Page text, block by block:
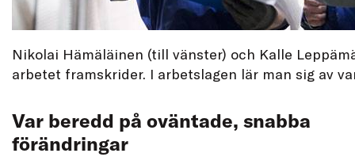
Nikolai Hämäläinen (till vänster) och Kalle
arbetet framskrider. I arbetslagen lär man sig av
Var beredd på oväntade, snabba
förändringar